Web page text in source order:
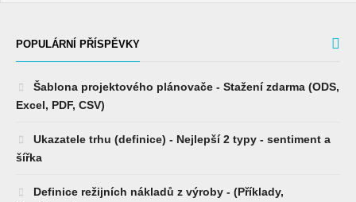
POPULÁRNÍ PŘÍSPĚVKY
Šablona projektového plánovače - Stažení zdarma (ODS,
Excel, PDF, CSV)
Ukazatele trhu (definice) - Nejlepší 2 typy - sentiment a
šířka
Definice režijních nákladů z výroby - (Příklady,